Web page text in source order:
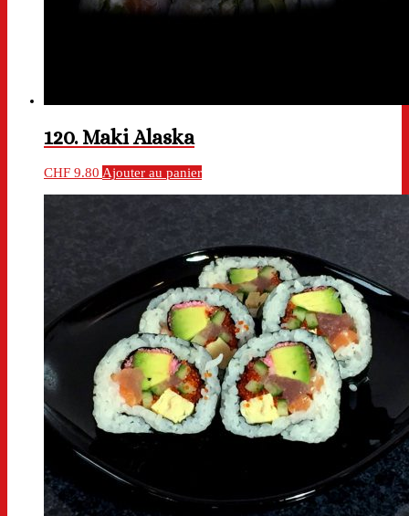
120. Maki Alaska
CHF 9.80 Ajouter au panier